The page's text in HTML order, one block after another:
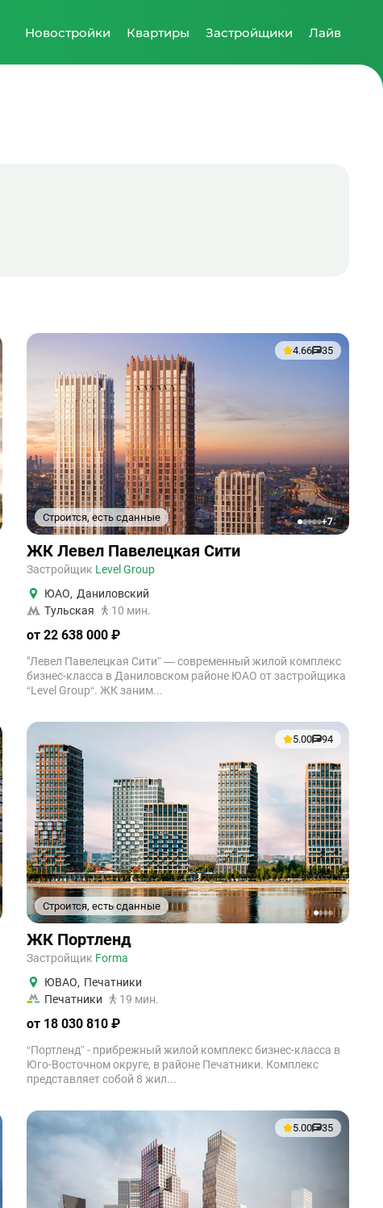
Новостройки Квартиры Застройщики Лайв
Строится, есть сданные
4.66 35
12345+7
ЖК Левел Павелецкая Сити
Застройщик Level Group
ЮАО, Даниловский
Тульская
10 мин.
от 22 638 000 ₽
"Левел Павелецкая Сити” — современный жилой комплекс
бизнес-класса в Даниловском районе ЮАО от застройщика
“Level Group“. ЖК заним...
Строится, есть сданные
5.00 94
1234
ЖК Портленд
Застройщик Forma
ЮВАО, Печатники
Печатники
19 мин.
от 18 030 810 ₽
“Портленд” - прибрежный жилой комплекс бизнес-класса в
Юго-Восточном округе, в районе Печатники. Комплекс
представляет собой 8 жил...
5.00 35